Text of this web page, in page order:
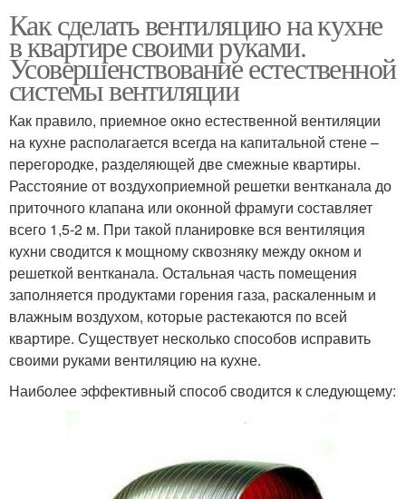
Как сделать вентиляцию на кухне
в квартире своими руками.
Усовершенствование естественной
системы вентиляции
Как правило, приемное окно естественной вентиляции
на кухне располагается всегда на капитальной стене –
перегородке, разделяющей две смежные квартиры.
Расстояние от воздухоприемной решетки вентканала до
приточного клапана или оконной фрамуги составляет
всего 1,5-2 м. При такой планировке вся вентиляция
кухни сводится к мощному сквозняку между окном и
решеткой вентканала. Остальная часть помещения
заполняется продуктами горения газа, раскаленным и
влажным воздухом, которые растекаются по всей
квартире. Существует несколько способов исправить
своими руками вентиляцию на кухне.
Наиболее эффективный способ сводится к следующему: